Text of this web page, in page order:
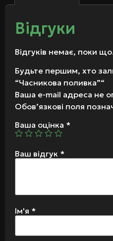
Відгуки
Відгуків немає, поки
Будьте першим, хто
“Часникова поливка”“
Ваша e-mail адреса не
Обов’язкові поля
Ваша оцінка *
Ваш відгук *
Ім'я *